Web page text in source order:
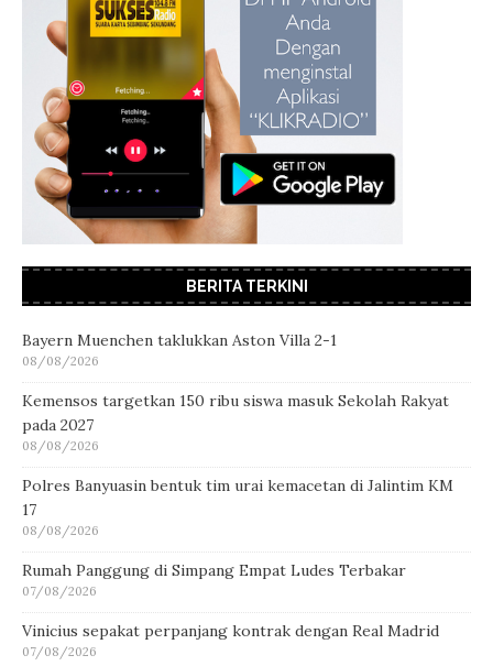
BERITA TERKINI
Bayern Muenchen taklukkan Aston Villa 2-1
08/08/2026
Kemensos targetkan 150 ribu siswa masuk Sekolah Rakyat
pada 2027
08/08/2026
Polres Banyuasin bentuk tim urai kemacetan di Jalintim KM
17
08/08/2026
Rumah Panggung di Simpang Empat Ludes Terbakar
07/08/2026
Vinicius sepakat perpanjang kontrak dengan Real Madrid
07/08/2026